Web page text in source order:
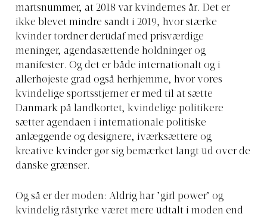
martsnummer, at 2018 var kvindernes år. Det er
ikke blevet mindre sandt i 2019, hvor stærke
kvinder tordner derudaf med prisværdige
meninger, agendasættende holdninger og
manifester. Og det er både internationalt og i
allerhøjeste grad også herhjemme, hvor vores
kvindelige sportsstjerner er med til at sætte
Danmark på landkortet, kvindelige politikere
sætter agendaen i internationale politiske
anlæggende og designere, iværksættere og
kreative kvinder gør sig bemærket langt ud over de
danske grænser.
Og så er der moden: Aldrig har ’girl power’ og
kvindelig råstyrke været mere udtalt i moden end